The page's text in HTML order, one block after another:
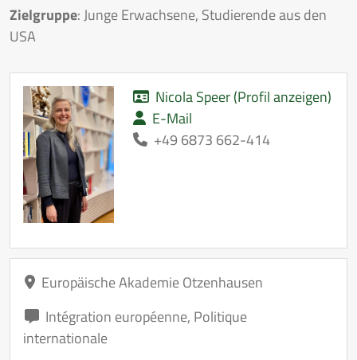
Zielgruppe: Junge Erwachsene, Studierende aus den
USA
Nicola Speer (Profil anzeigen)
E-Mail
+49 6873 662-414
Europäische Akademie Otzenhausen
Intégration européenne, Politique
internationale